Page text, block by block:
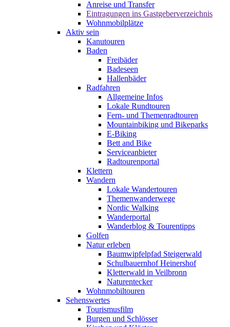
Anreise und Transfer
Eintragungen ins Gastgeberverzeichnis
Wohnmobilplätze
Aktiv sein
Kanutouren
Baden
Freibäder
Badeseen
Hallenbäder
Radfahren
Allgemeine Infos
Lokale Rundtouren
Fern- und Themenradtouren
Mountainbiking und Bikeparks
E-Biking
Bett and Bike
Serviceanbieter
Radtourenportal
Klettern
Wandern
Lokale Wandertouren
Themenwanderwege
Nordic Walking
Wanderportal
Wanderblog & Tourentipps
Golfen
Natur erleben
Baumwipfelpfad Steigerwald
Schulbauernhof Heinershof
Kletterwald in Veilbronn
Naturentecker
Wohnmobiltouren
Sehenswertes
Tourismusfilm
Burgen und Schlösser